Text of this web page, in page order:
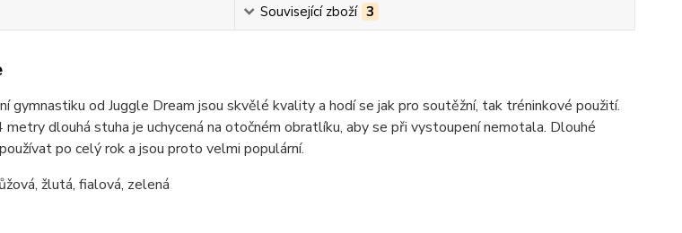
Související zboží 3
gymnastiku od Juggle Dream jsou skvělé kvality a hodí se jak pro soutěžní, tak tréninkové použití.
dlouhá stuha je uchycená na otočném obratlíku, aby se při vystoupení nemotala. Dlouhé
po celý rok a jsou proto velmi populární.
žlutá, fialová, zelená